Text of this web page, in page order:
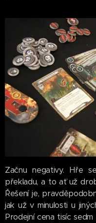
Začnu negativy. Hře
překladu, a to ať už
Řešení je,
jak už v minulosti u
Prodejní cena tisíc